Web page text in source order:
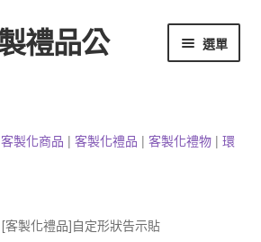
禮品公
選單
客製化商品 | 客製化禮品 | 客製化禮物| 環
[客製化禮品]自定形狀告示貼